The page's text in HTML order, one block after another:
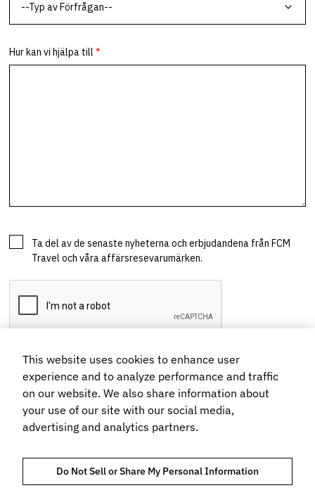
This website uses cookies to enhance user
experience and to analyze performance and traffic
on our website. We also share information about
your use of our site with our social media,
advertising and analytics partners.
Do Not Sell or Share My Personal Information